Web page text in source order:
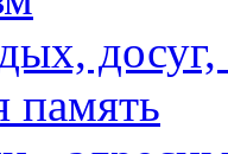
память